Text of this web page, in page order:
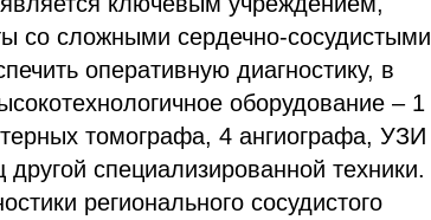
со сложными сердечно-сосудистыми
оперативную диагностику, в
оборудование – 1
томографа, 4 ангиографа, УЗИ
специализированной техники.
регионального сосудистого